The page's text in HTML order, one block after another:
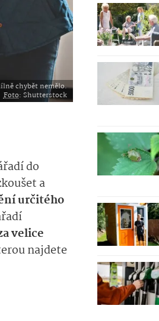
chybět nemělo.
Foto: Shutterstock
do
a
určitého
velice
najdete